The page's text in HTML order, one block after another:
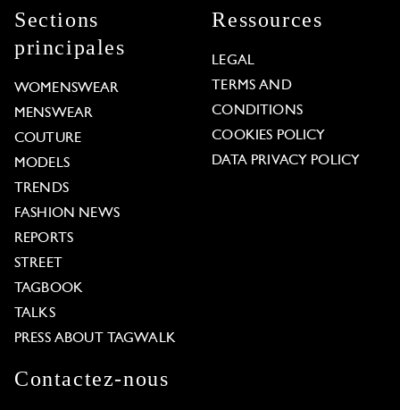
Sections
principales
WOMENSWEAR
MENSWEAR
COUTURE
MODELS
TRENDS
FASHION NEWS
REPORTS
STREET
TAGBOOK
TALKS
PRESS ABOUT TAGWALK
Ressources
LEGAL
TERMS AND
CONDITIONS
COOKIES POLICY
DATA PRIVACY POLICY
Contactez-nous